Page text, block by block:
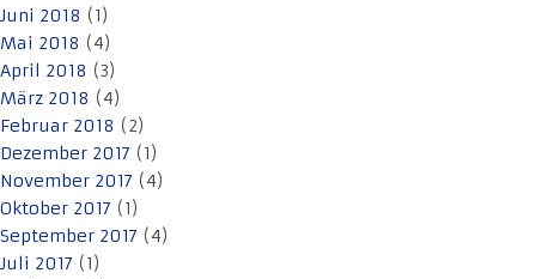
Juni 2018 (1)
Mai 2018 (4)
April 2018 (3)
März 2018 (4)
Februar 2018 (2)
Dezember 2017 (1)
November 2017 (4)
Oktober 2017 (1)
September 2017 (4)
Juli 2017 (1)